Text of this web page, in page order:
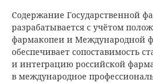
Содержание Государственной
разрабатывается с учётом
фармакопеи и Международной
обеспечивает сопоставимость
и интеграцию российской
в международное